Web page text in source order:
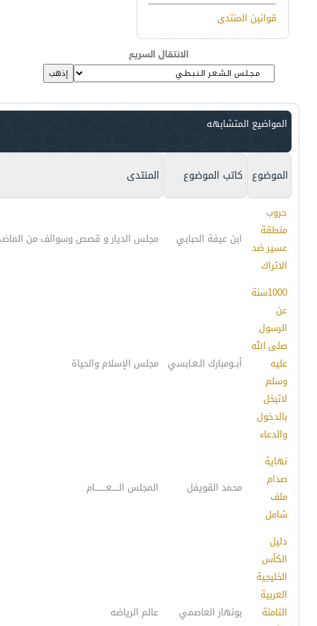
قوانين المنتدى
الانتقال السريع
المواضيع المتشابهه
الموضوع كاتب الموضوع المنتدى
حروب
منطقة
عسير ضد
الاتراك
ابن عيفة الحبابي مجلس الديار و قصص وسوالف من
1000سنة
عن
الرسول
صلى الله
عليه
وسلم
لاتبخل
بالدخول
والدعاء
أبــومبارك الـعـابسي مجلس الإسلام والحياة
نهاية
صدام
ملف
شامل
محمد القويفل المجلس الـــــعــــــــام
دليل
الكأس
الخليجية
العربية
الثامنة
بونهار العاصمي عالم الرياضه